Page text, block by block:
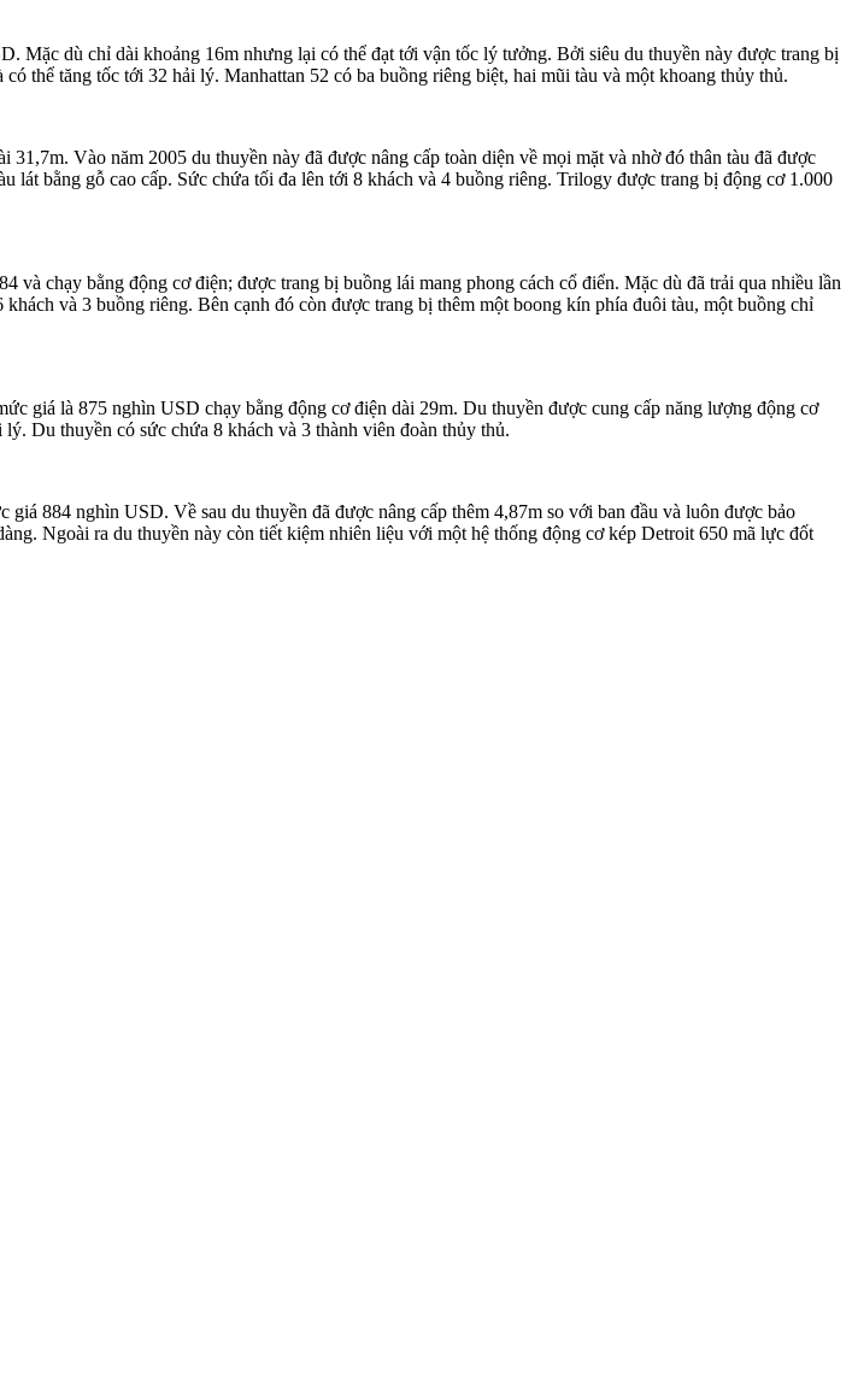
Mặc dù chỉ dài khoảng 16m nhưng lại có thể đạt tới vận tốc lý tưởng. Bởi siêu du thuyền này được trang bị
thể tăng tốc tới 32 hải lý. Manhattan 52 có ba buồng riêng biệt, hai mũi tàu và một khoang thủy thủ.
Vào năm 2005 du thuyền này đã được nâng cấp toàn diện về mọi mặt và nhờ đó thân tàu đã được
lát bằng gỗ cao cấp. Sức chứa tối đa lên tới 8 khách và 4 buồng riêng. Trilogy được trang bị động cơ 1.000
chạy bằng động cơ điện; được trang bị buồng lái mang phong cách cổ điển. Mặc dù đã trải qua nhiều lần
và 3 buồng riêng. Bên cạnh đó còn được trang bị thêm một boong kín phía đuôi tàu, một buồng chỉ
giá là 875 nghìn USD chạy bằng động cơ điện dài 29m. Du thuyền được cung cấp năng lượng động cơ
Du thuyền có sức chứa 8 khách và 3 thành viên đoàn thủy thủ.
884 nghìn USD. Về sau du thuyền đã được nâng cấp thêm 4,87m so với ban đầu và luôn được bảo
Ngoài ra du thuyền này còn tiết kiệm nhiên liệu với một hệ thống động cơ kép Detroit 650 mã lực đốt